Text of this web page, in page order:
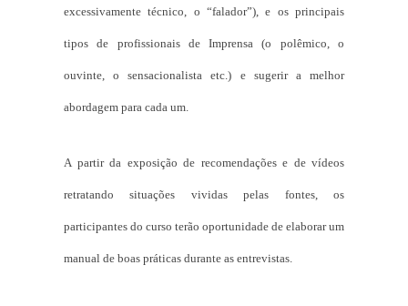
excessivamente técnico, o “falador”), e os principais
tipos de profissionais de Imprensa (o polêmico, o
ouvinte, o sensacionalista etc.) e sugerir a melhor
abordagem para cada um.
A partir da exposição de recomendações e de vídeos
retratando situações vividas pelas fontes, os
participantes do curso terão oportunidade de elaborar um
manual de boas práticas durante as entrevistas.